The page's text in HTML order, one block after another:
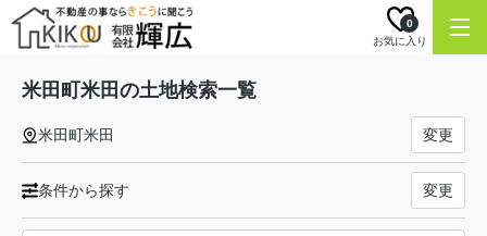
お気に入り
0
米田町米田の土地検索一覧
米田町米田 変更
条件から探す 変更